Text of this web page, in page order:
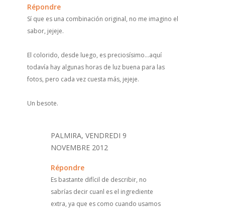
Répondre
Sí que es una combinación original, no me imagino el
sabor, jejeje.
El colorido, desde luego, es preciosísimo...aquí
todavía hay algunas horas de luz buena para las
fotos, pero cada vez cuesta más, jejeje.
Un besote.
PALMIRA, VENDREDI 9
NOVEMBRE 2012
Répondre
Es bastante difícil de describir, no
sabrías decir cuanl es el ingrediente
extra, ya que es como cuando usamos